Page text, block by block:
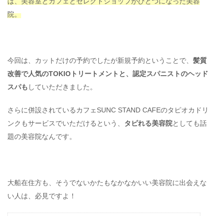
院。
今回は、カットだけの予約でしたが新規予約ということで、 髪質
改善で人気のTOKIOトリートメントと、認定スパニストのヘッド
スパも していただきました。
さらに併設されているカフェSUNC STAND CAFEのタピオカドリ
ンクもサービスでいただけるという、 タピれる美容院としても話
題の美容院なんです。
大船在住方も、そうでないかたもなかなかいい美容院に出会えな
い人は、必見ですよ！